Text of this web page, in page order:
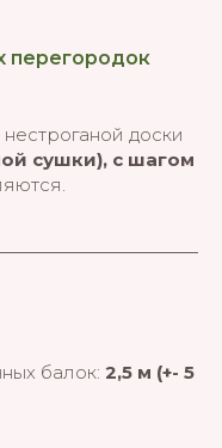
перегородок
доски
сушки), с шагом
балок: 2,5 м (+- 5